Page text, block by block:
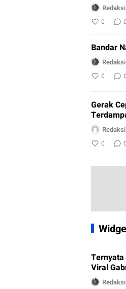
0 0
Bandar
0 0
Gerak
Redaksi
0 0
Ternyata
Viral